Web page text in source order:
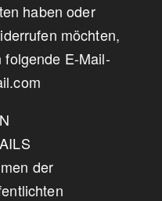
haben oder
möchten,
E-Mail-
der